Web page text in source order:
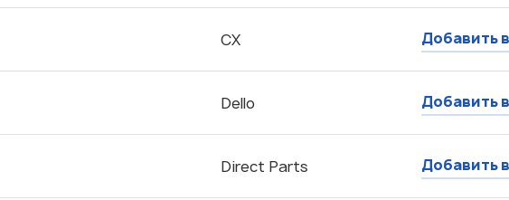
Узнать стоимость запчастей
CX Добавить
Dello Добавить
Direct Parts Добавить